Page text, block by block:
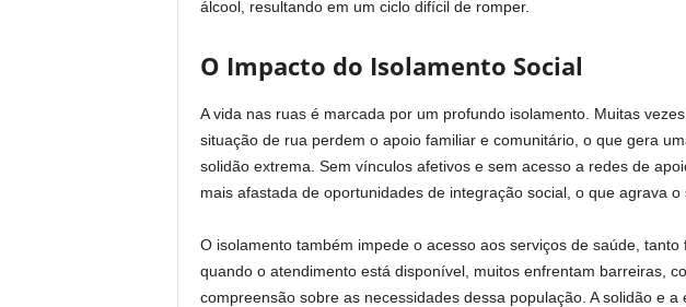
álcool, resultando em um ciclo difícil de romper.
O Impacto do Isolamento Social
A vida nas ruas é marcada por um profundo isolamento. Muitas
situação de rua perdem o apoio familiar e comunitário, o que gera
solidão extrema. Sem vínculos afetivos e sem acesso a redes de
mais afastada de oportunidades de integração social, o que agrava o
O isolamento também impede o acesso aos serviços de saúde,
quando o atendimento está disponível, muitos enfrentam barreiras,
compreensão sobre as necessidades dessa população. A solidão e